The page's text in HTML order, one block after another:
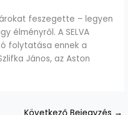
feszegette – legyen
élményről. A SELVA
folytatása ennek a
János, az Aston